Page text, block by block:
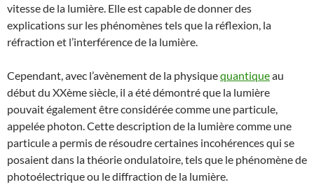
vitesse de la lumière. Elle est capable de donner des
explications sur les phénomènes tels que la réflexion, la
réfraction et l’interférence de la lumière.
Cependant, avec l’avènement de la physiquequantiqueau
début du XXème siècle, il a été démontré que la lumière
pouvait également être considérée comme une particule,
appelée photon. Cette description de la lumière comme une
particule a permis de résoudre certaines incohérences qui se
posaient dans la théorie ondulatoire, tels que le phénomène de
photoélectrique ou le diffraction de la lumière.